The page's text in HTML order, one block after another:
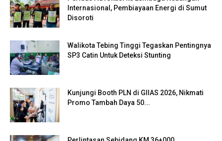
Internasional, Pembiayaan Energi di Sumut
Disoroti
Walikota Tebing Tinggi Tegaskan Pentingnya
SP3 Catin Untuk Deteksi Stunting
Kunjungi Booth PLN di GIIAS 2026, Nikmati
Promo Tambah Daya 50...